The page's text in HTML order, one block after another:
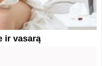
ir vasarą